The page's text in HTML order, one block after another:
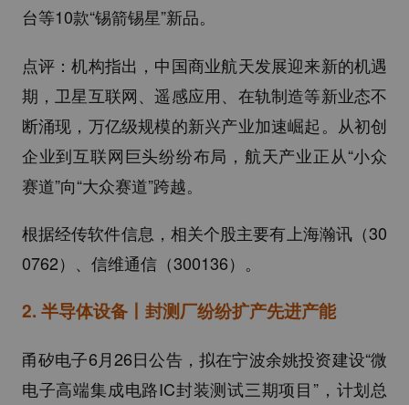
台等10款“锡箭锡星”新品。
点评：机构指出，中国商业航天发展迎来新的机遇
期，卫星互联网、遥感应用、在轨制造等新业态不
断涌现，万亿级规模的新兴产业加速崛起。从初创
企业到互联网巨头纷纷布局，航天产业正从“小众
赛道”向“大众赛道”跨越。
根据经传软件信息，相关个股主要有上海瀚讯（30
0762）、信维通信（300136）。
2. 半导体设备丨封测厂纷纷扩产先进产能
甬矽电子6月26日公告，拟在宁波余姚投资建设“微
电子高端集成电路IC封装测试三期项目”，计划总